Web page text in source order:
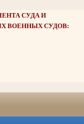
СУДА И
ВОЕННЫХ СУДОВ: